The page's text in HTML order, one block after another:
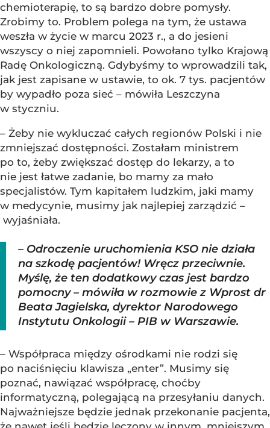
chemioterapię, to są bardzo dobre pomysły.
Zrobimy to. Problem polega na tym, że ustawa
weszła w życie w marcu 2023 r., a do jesieni
wszyscy o niej zapomnieli. Powołano tylko Krajową
Radę Onkologiczną. Gdybyśmy to wprowadzili tak,
jak jest zapisane w ustawie, to ok. 7 tys. pacjentów
by wypadło poza sieć – mówiła Leszczyna
w styczniu.
– Żeby nie wykluczać całych regionów Polski i nie
zmniejszać dostępności. Zostałam ministrem
po to, żeby zwiększać dostęp do lekarzy, a to
nie jest łatwe zadanie, bo mamy za mało
specjalistów. Tym kapitałem ludzkim, jaki mamy
w medycynie, musimy jak najlepiej zarządzić –
wyjaśniała.
– Odroczenie uruchomienia KSO nie działa
na szkodę pacjentów! Wręcz przeciwnie.
Myślę, że ten dodatkowy czas jest bardzo
pomocny – mówiła w rozmowie z Wprost dr
Beata Jagielska, dyrektor Narodowego
Instytutu Onkologii – PIB w Warszawie.
– Współpraca między ośrodkami nie rodzi się
po naciśnięciu klawisza „enter”. Musimy się
poznać, nawiązać współpracę, choćby
informatyczną, polegającą na przesyłaniu danych.
Najważniejsze będzie jednak przekonanie pacjenta,